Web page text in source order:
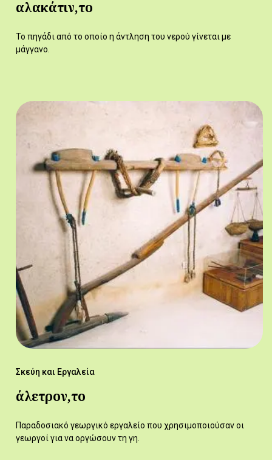
αλακάτιν,το
Το πηγάδι από το οποίο η άντληση του νερού γίνεται με
μάγγανο.
Σκεύη και Εργαλεία
άλετρον,το
Παραδοσιακό γεωργικό εργαλείο που χρησιμοποιούσαν οι
γεωργοί για να οργώσουν τη γη.